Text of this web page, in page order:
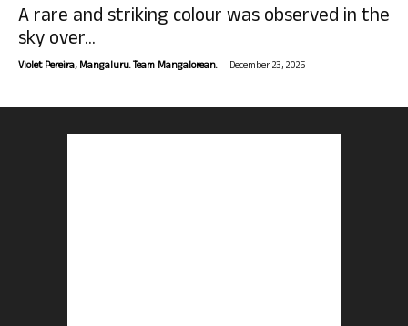
A rare and striking colour was observed in the
sky over...
Violet Pereira, Mangaluru. Team Mangalorean. - December 23, 2025